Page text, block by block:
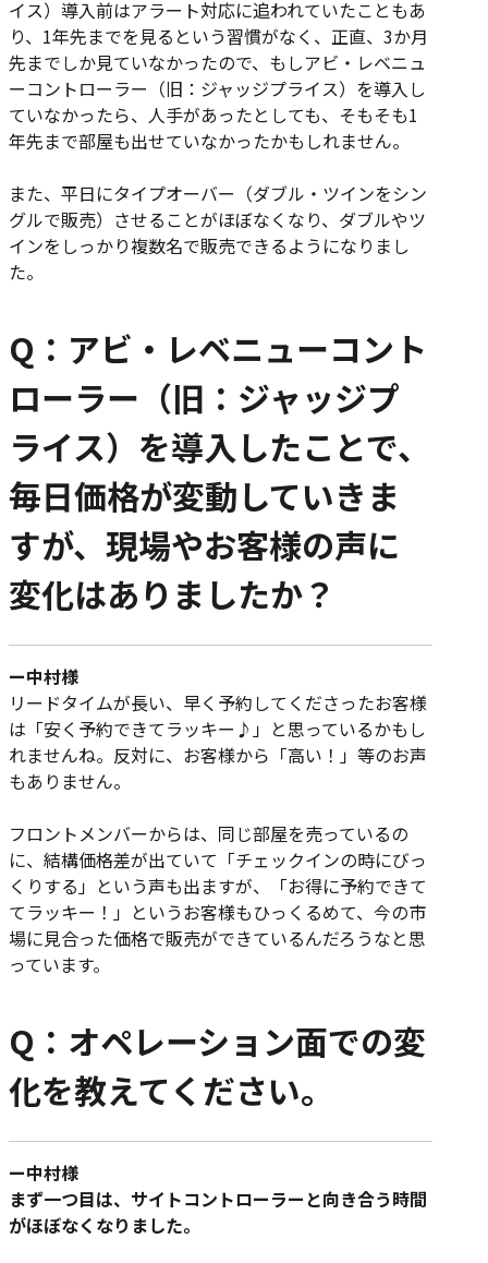
イス）導入前はアラート対応に追われていたこともあ
り、1年先までを見るという習慣がなく、正直、3か月
先までしか見ていなかったので、もしアビ・レベニュ
ーコントローラー（旧：ジャッジプライス）を導入し
ていなかったら、人手があったとしても、そもそも1
年先まで部屋も出せていなかったかもしれません。
また、平日にタイプオーバー（ダブル・ツインをシン
グルで販売）させることがほぼなくなり、ダブルやツ
インをしっかり複数名で販売できるようになりまし
た。
Q：アビ・レベニューコント
ローラー（旧：ジャッジプ
ライス）を導入したことで、
毎日価格が変動していきま
すが、現場やお客様の声に
変化はありましたか？
ー中村様
リードタイムが長い、早く予約してくださったお客様
は「安く予約できてラッキー♪」と思っているかもし
れませんね。反対に、お客様から「高い！」等のお声
もありません。
フロントメンバーからは、同じ部屋を売っているの
に、結構価格差が出ていて「チェックインの時にびっ
くりする」という声も出ますが、「お得に予約できて
てラッキー！」というお客様もひっくるめて、今の市
場に見合った価格で販売ができているんだろうなと思
っています。
Q：オペレーション面での変
化を教えてください。
ー中村様
まず一つ目は、サイトコントローラーと向き合う時間
がほぼなくなりました。